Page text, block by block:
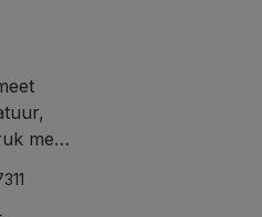
met